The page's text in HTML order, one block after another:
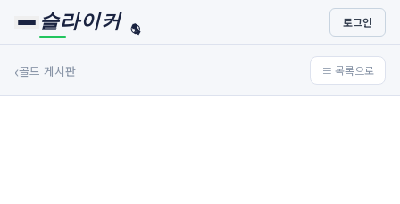
슬라이커 🏀
⚾ 로그인
‹골드 게시판 ≡ 목록으로